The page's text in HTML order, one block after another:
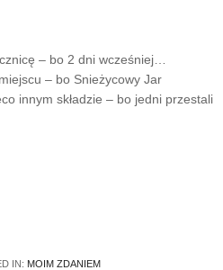
– bo 2 dni wcześniej…
– bo Snieżycowy Jar
innym składzie – bo jedni przestali
IN: MOIM ZDANIEM